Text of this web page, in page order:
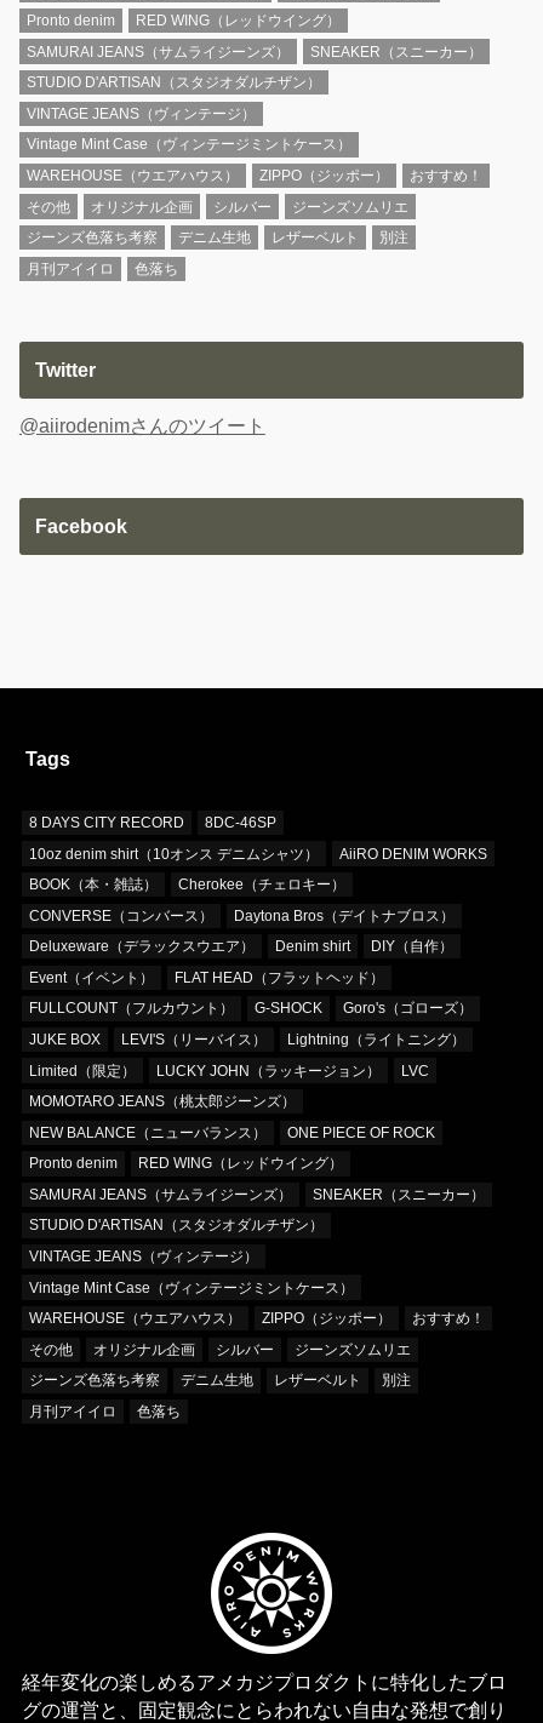
Pronto denim
RED WING（レッドウイング）
SAMURAI JEANS（サムライジーンズ）
SNEAKER（スニーカー）
STUDIO D'ARTISAN（スタジオダルチザン）
VINTAGE JEANS（ヴィンテージ）
Vintage Mint Case（ヴィンテージミントケース）
WAREHOUSE（ウエアハウス）
ZIPPO（ジッポー）
おすすめ！
その他
オリジナル企画 シルバー
ジーンズソムリエ
ジーンズ色落ち考察
デニム生地 レザーベルト
別注
月刊アイイロ
色落ち
Twitter
@aiirodenimさんのツイート
Facebook
Tags
8 DAYS CITY RECORD
8DC-46SP
10oz denim shirt（10オンス デニムシャツ）
AiiRO DENIM WORKS
BOOK（本・雑誌）
Cherokee（チェロキー）
CONVERSE（コンバース）
Daytona Bros（デイトナブロス）
Deluxeware（デラックスウエア）
Denim shirt
DIY（自作）
Event（イベント）
FLAT HEAD（フラットヘッド）
FULLCOUNT（フルカウント）
G-SHOCK
Goro's（ゴローズ）
JUKE BOX
LEVI'S（リーバイス）
Lightning（ライトニング）
Limited（限定）
LUCKY JOHN（ラッキージョン）
LVC
MOMOTARO JEANS（桃太郎ジーンズ）
NEW BALANCE（ニューバランス）
ONE PIECE OF ROCK
Pronto denim
RED WING（レッドウイング）
SAMURAI JEANS（サムライジーンズ）
SNEAKER（スニーカー）
STUDIO D'ARTISAN（スタジオダルチザン）
VINTAGE JEANS（ヴィンテージ）
Vintage Mint Case（ヴィンテージミントケース）
WAREHOUSE（ウエアハウス）
ZIPPO（ジッポー）
おすすめ！
その他
オリジナル企画 シルバー
ジーンズソムリエ
ジーンズ色落ち考察
デニム生地 レザーベルト
別注
月刊アイイロ
色落ち
経年変化の楽しめるアメカジプロダクトに特化したブロ
グの運営と、固定観念にとらわれない自由な発想で創り